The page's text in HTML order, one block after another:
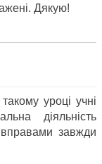
Дякую!
уроці учні
діяльність
завжди